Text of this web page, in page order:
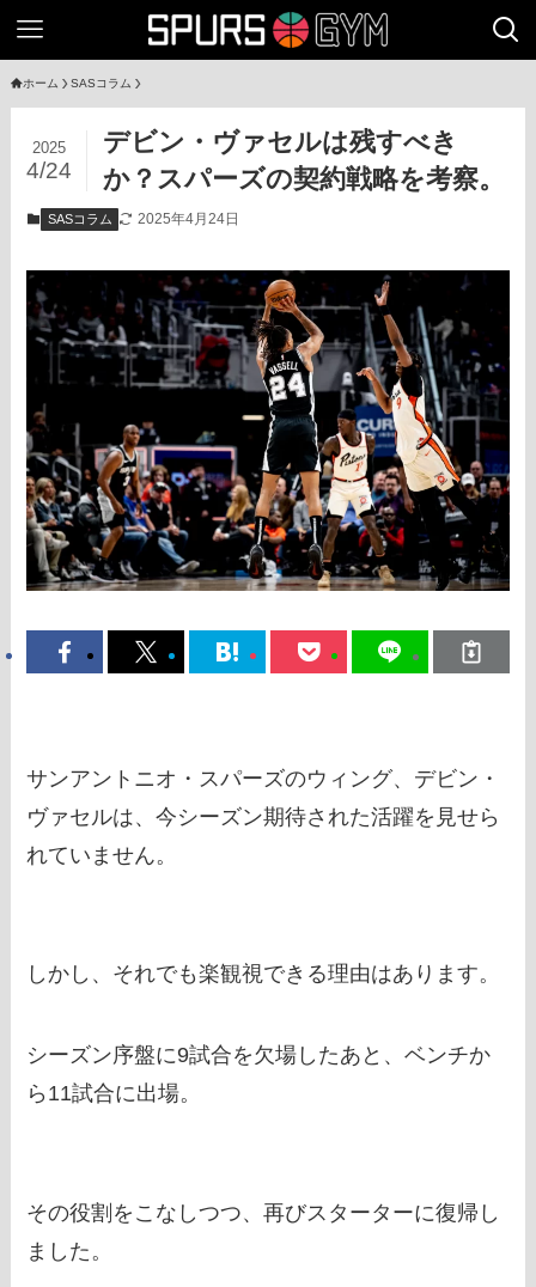
ホーム SASコラム
デビン・ヴァセルは残すべき
か？スパーズの契約戦略を考察。
2025
4/24
SASコラム 2025年4月24日
サンアントニオ・スパーズのウィング、デビン・
ヴァセルは、今シーズン期待された活躍を見せら
れていません。
しかし、それでも楽観視できる理由はあります。
シーズン序盤に9試合を欠場したあと、ベンチか
ら11試合に出場。
その役割をこなしつつ、再びスターターに復帰し
ました。